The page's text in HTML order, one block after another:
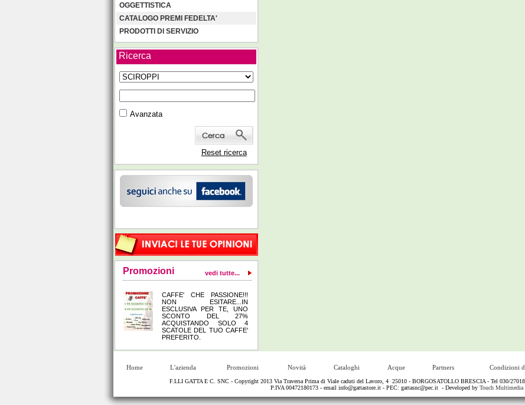
OGGETTISTICA
CATALOGO PREMI FEDELTA'
PRODOTTI DI SERVIZIO
Ricerca
Avanzata
Reset ricerca
Promozioni vedi tutte...
CAFFE' CHE PASSIONE!!!
NON ESITARE...IN
ESCLUSIVA PER TE, UNO
SCONTO DEL 27%
ACQUISTANDO SOLO 4
SCATOLE DEL TUO CAFFE'
PREFERITO.
Home L'azienda Promozioni Novità Cataloghi Acque Partners Condizioni
F.LLI GATTA E C. SNC - Copyright 2013 Via Traversa Prima di Viale caduti del Lavoro, 4 25010 - BORGOSATOLLO BRESCIA - Tel 030/
P.IVA 00472180173 - email info@gattastore.it - PEC: gattasnc@pec.it - Developed by Touch Multimedia